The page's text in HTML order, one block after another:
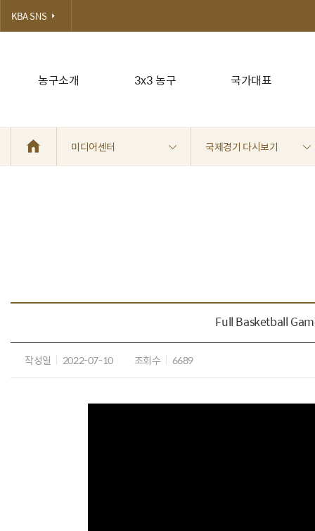
농구소개 3x3 농구 국가대표
KBA SNS
미디어센터 국제경기 다시보기
Full Basketball
작성일 2022-07-10 조회수 6689